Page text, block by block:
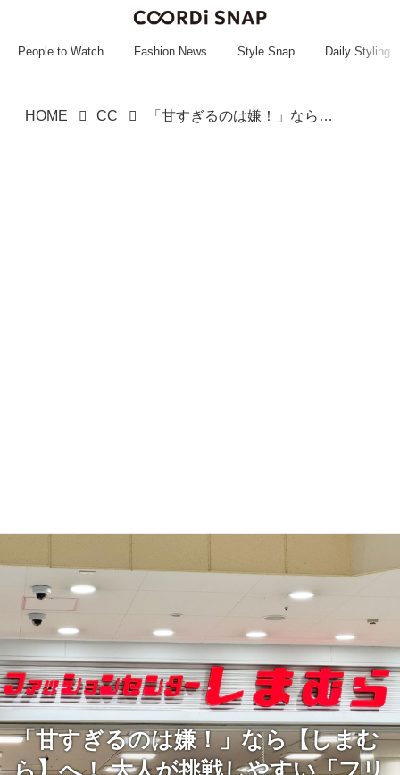
~~~~~~~~~~~
People to Watch Fashion News Style Snap Daily Styling
HOME CC 「甘すぎるのは嫌！」なら【しまむら】へ！ 大人が挑戦しやすい「フリルアイテム」
「甘すぎるのは嫌！」なら【しまむ